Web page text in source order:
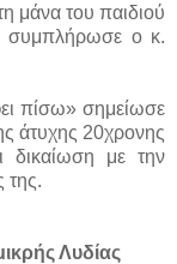
μάνα του παιδιού
συμπλήρωσε ο κ.
πίσω» σημείωσε
άτυχης 20χρονης
δικαίωση με την
της.
Λυδίας